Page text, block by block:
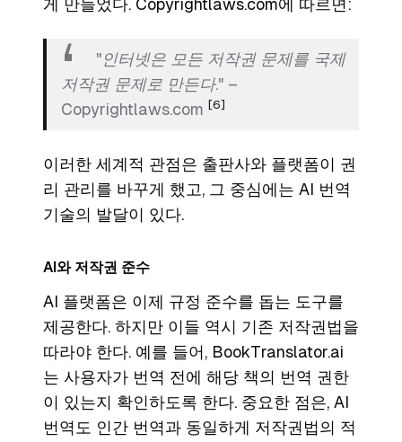
게 만들었다. Copyrightlaws.com에 따르면:
"인터넷은 모든 저작권 문제를 국제
저작권 문제로 만든다." –
Copyrightlaws.com [6]
이러한 세계적 관점은 출판사와 플랫폼이 권
리 관리를 바꾸게 했고, 그 중심에는 AI 번역
기술의 발달이 있다.
AI와 저작권 준수
AI 플랫폼은 이제 규정 준수를 돕는 도구를
제공한다. 하지만 이들 역시 기존 저작권법을
따라야 한다. 예를 들어, BookTranslator.ai
는 사용자가 번역 전에 해당 책의 번역 권한
이 있는지 확인하도록 한다. 중요한 점은, AI
번역도 인간 번역과 동일하게 저작권법의 적